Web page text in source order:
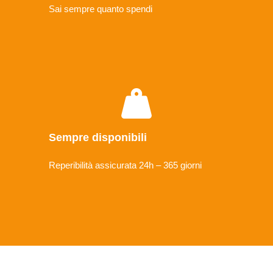
Sai sempre quanto spendi
Sempre disponibili
Reperibilità assicurata 24h – 365 giorni